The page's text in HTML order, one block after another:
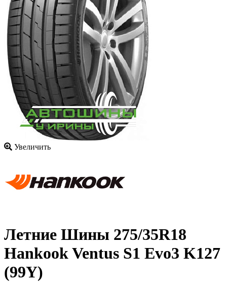
Увеличить
Летние Шины 275/35R18
Hankook Ventus S1 Evo3 K127
(99Y)